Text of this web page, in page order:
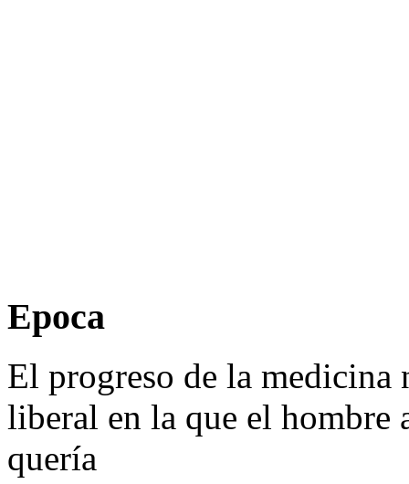
Epoca
El progreso de la medicina
liberal en la que el hombre
quería